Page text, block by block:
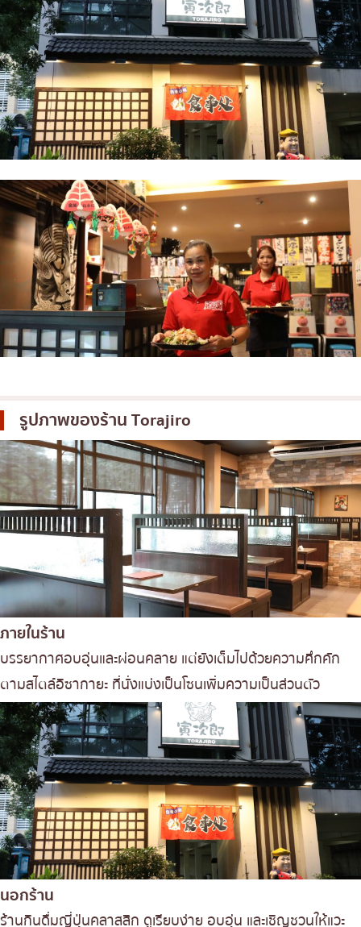
รูปภาพของร้านTorajiro
ภายในร้าน
บรรยากาศอบอุ่นและผ่อนคลาย แต่ยังเต็มไปด้วยความคึกคัก
ตามสไตล์อิซากายะ ที่นั่งแบ่งเป็นโซนเพิ่มความเป็นส่วนตัว
นอกร้าน
ร้านกินดื่มญี่ปุ่นคลาสสิก ดูเรียบง่าย อบอุ่น และเชิญชวนให้แวะ